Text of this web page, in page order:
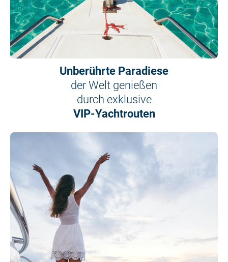
Unberührte Paradiese
der Welt genießen
durch exklusive
VIP-Yachtrouten